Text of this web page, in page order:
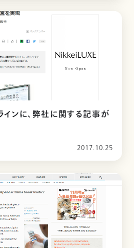
インに、弊社に関する記事が
2017.10.25